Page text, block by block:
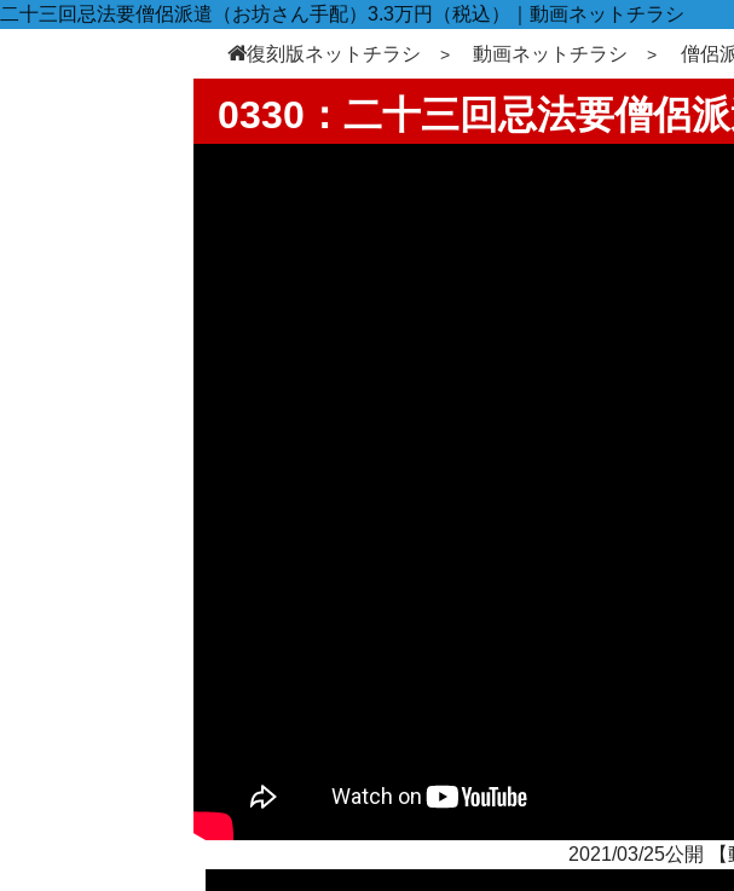
二十三回忌法要僧侶派遣（お坊さん手配）3.3万円（税込）｜動画ネットチラシ
復刻版ネットチラシ
動画ネットチラシ 僧侶
0330：二十三回忌法要僧侶
2021/03/25公開